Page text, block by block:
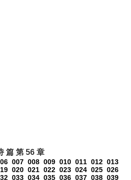
篇 第 56 章
007 008 009 010 011 012 013
020 021 022 023 024 025 026
033 034 035 036 037 038 039